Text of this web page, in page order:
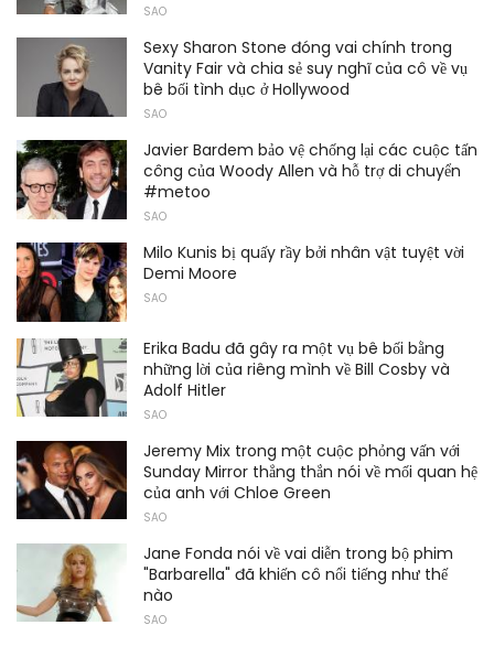
SAO
Sexy Sharon Stone đóng vai chính trong
Vanity Fair và chia sẻ suy nghĩ của cô về vụ
bê bối tình dục ở Hollywood
SAO
Javier Bardem bảo vệ chống lại các cuộc tấn
công của Woody Allen và hỗ trợ di chuyển
#metoo
SAO
Milo Kunis bị quấy rầy bởi nhân vật tuyệt vời
Demi Moore
SAO
Erika Badu đã gây ra một vụ bê bối bằng
những lời của riêng mình về Bill Cosby và
Adolf Hitler
SAO
Jeremy Mix trong một cuộc phỏng vấn với
Sunday Mirror thẳng thắn nói về mối quan hệ
của anh với Chloe Green
SAO
Jane Fonda nói về vai diễn trong bộ phim
"Barbarella" đã khiến cô nổi tiếng như thế
nào
SAO